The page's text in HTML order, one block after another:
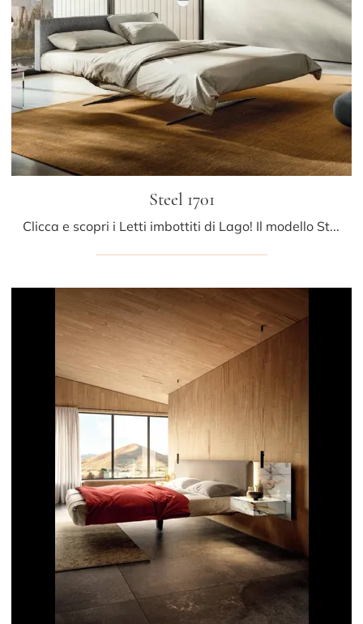
Steel 1701
Clicca e scopri i Letti imbottiti di Lago! Il modello Steel 1701 in tessuto ti aspetta nelle versioni matrimoniali.